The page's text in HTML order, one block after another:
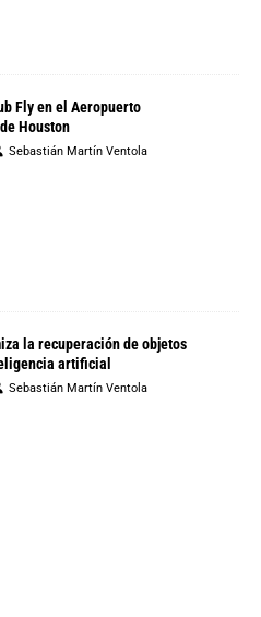
Fly en el Aeropuerto
Houston
Sebastián Martín Ventola
la recuperación de objetos
artificial
Sebastián Martín Ventola